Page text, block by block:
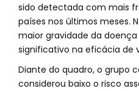
sido detectada com mais
países nos últimos meses.
maior gravidade da
significativo na eficácia de
Diante do quadro, o grupo
considerou baixo o risco